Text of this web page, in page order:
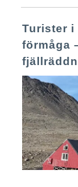
Turister i
förmåga